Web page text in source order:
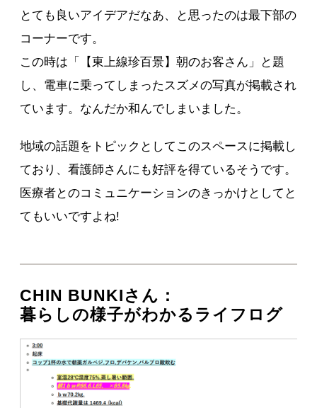
とても良いアイデアだなあ、と思ったのは最下部の
コーナーです。
この時は「【東上線珍百景】朝のお客さん」と題
し、電車に乗ってしまったスズメの写真が掲載され
ています。なんだか和んでしまいました。
地域の話題をトピックとしてこのスペースに掲載し
ており、看護師さんにも好評を得ているそうです。
医療者とのコミュニケーションのきっかけとしてと
てもいいですよね!
CHIN BUNKIさん：
暮らしの様子がわかるライフログ